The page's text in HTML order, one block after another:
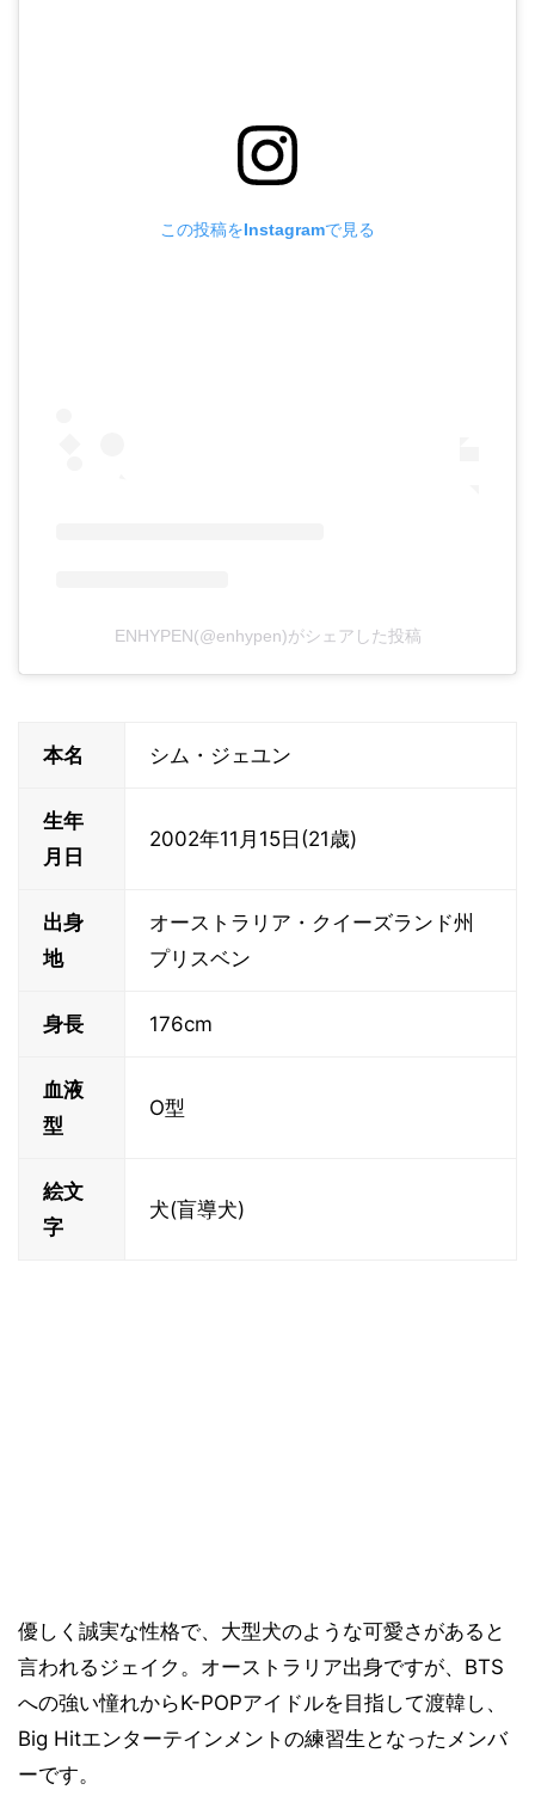
この投稿をInstagramで見る
ENHYPEN(@enhypen)がシェアした投稿
本名 シム・ジェユン
生年
月日
2002年11月15日(21歳)
出身
地
オーストラリア・クイーズランド州
プリスベン
身長 176cm
血液
型
O型
絵文
字
犬(盲導犬)
優しく誠実な性格で、大型犬のような可愛さがあると
言われるジェイク。オーストラリア出身ですが、BTS
への強い憧れからK-POPアイドルを目指して渡韓し、
Big Hitエンターテインメントの練習生となったメンバ
ーです。